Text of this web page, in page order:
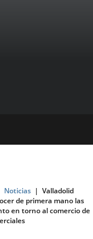
Noticias
Valladolid
de primera mano las
en torno al comercio de